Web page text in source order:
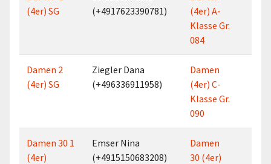
(4er) SG
(+4917623390781)
(4er) A-
Klasse Gr.
084
Damen 2
(4er) SG
Ziegler Dana
(+496336911958)
Damen
(4er) C-
Klasse Gr.
090
Damen 30 1
(4er)
Emser Nina
(+4915150683208)
Damen
30 (4er)